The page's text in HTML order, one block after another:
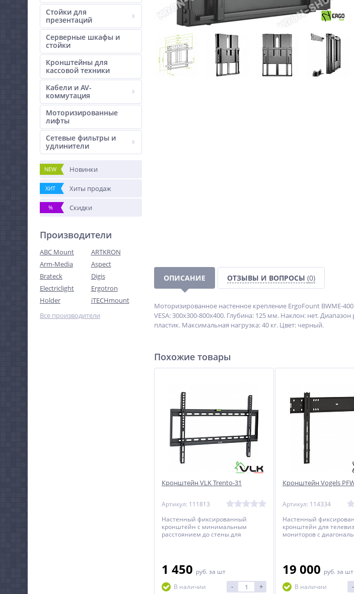
Стойки для
презентаций
Серверные шкафы и
стойки
Кронштейны для
кассовой техники
Кабели и AV-
коммутация
Моторизированные
лифты
Сетевые фильтры и
удлинители
NEW Новинки
ХИТ Хиты продаж
% Скидки
Производители
ABC Mount
ARTKRON
Arm-Media
Aspect
Brateck
Digis
Electriclight
Ergotron
Holder
iTECHmount
Все производители
ОПИСАНИЕ ОТЗЫВЫ И ВОПРОСЫ (0)
Моторизированное настенное крепление ErgoFount BWME-
VESA: 300х300-800х400. Глубина: 125 мм. Наклон: нет.
пластик. Максимальная нагрузка: 40 кг. Цвет: черный.
Похожие товары
Кронштейн VLK Trento-31
Артикул: 111813
Настенный фиксированный
кронштейн с минимальным
расстоянием до стены для
1 450 руб. за шт
В наличии
- +
Кронштейн Vogels
Артикул: 114334
Настенный
кронштейн для
мониторов с
19 000 руб. за шт
В наличии
-